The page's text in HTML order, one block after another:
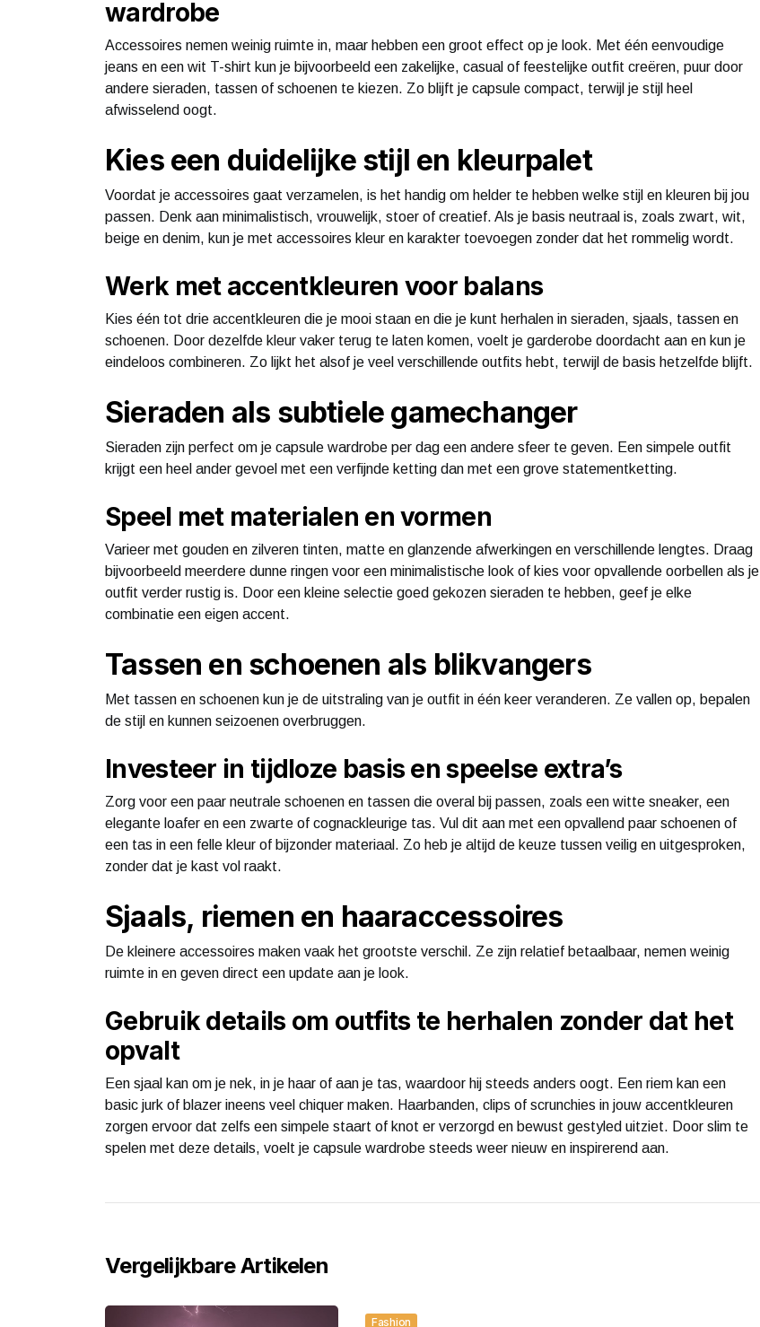
wardrobe
Accessoires nemen weinig ruimte in, maar hebben een groot effect op je look. Met één eenvoudige
jeans en een wit T-shirt kun je bijvoorbeeld een zakelijke, casual of feestelijke outfit creëren, puur door
andere sieraden, tassen of schoenen te kiezen. Zo blijft je capsule compact, terwijl je stijl heel
afwisselend oogt.
Kies een duidelijke stijl en kleurpalet
Voordat je accessoires gaat verzamelen, is het handig om helder te hebben welke stijl en kleuren bij jou
passen. Denk aan minimalistisch, vrouwelijk, stoer of creatief. Als je basis neutraal is, zoals zwart, wit,
beige en denim, kun je met accessoires kleur en karakter toevoegen zonder dat het rommelig wordt.
Werk met accentkleuren voor balans
Kies één tot drie accentkleuren die je mooi staan en die je kunt herhalen in sieraden, sjaals, tassen en
schoenen. Door dezelfde kleur vaker terug te laten komen, voelt je garderobe doordacht aan en kun je
eindeloos combineren. Zo lijkt het alsof je veel verschillende outfits hebt, terwijl de basis hetzelfde blijft.
Sieraden als subtiele gamechanger
Sieraden zijn perfect om je capsule wardrobe per dag een andere sfeer te geven. Een simpele outfit
krijgt een heel ander gevoel met een verfijnde ketting dan met een grove statementketting.
Speel met materialen en vormen
Varieer met gouden en zilveren tinten, matte en glanzende afwerkingen en verschillende lengtes. Draag
bijvoorbeeld meerdere dunne ringen voor een minimalistische look of kies voor opvallende oorbellen als je
outfit verder rustig is. Door een kleine selectie goed gekozen sieraden te hebben, geef je elke
combinatie een eigen accent.
Tassen en schoenen als blikvangers
Met tassen en schoenen kun je de uitstraling van je outfit in één keer veranderen. Ze vallen op, bepalen
de stijl en kunnen seizoenen overbruggen.
Investeer in tijdloze basis en speelse extra’s
Zorg voor een paar neutrale schoenen en tassen die overal bij passen, zoals een witte sneaker, een
elegante loafer en een zwarte of cognackleurige tas. Vul dit aan met een opvallend paar schoenen of
een tas in een felle kleur of bijzonder materiaal. Zo heb je altijd de keuze tussen veilig en uitgesproken,
zonder dat je kast vol raakt.
Sjaals, riemen en haaraccessoires
De kleinere accessoires maken vaak het grootste verschil. Ze zijn relatief betaalbaar, nemen weinig
ruimte in en geven direct een update aan je look.
Gebruik details om outfits te herhalen zonder dat het
opvalt
Een sjaal kan om je nek, in je haar of aan je tas, waardoor hij steeds anders oogt. Een riem kan een
basic jurk of blazer ineens veel chiquer maken. Haarbanden, clips of scrunchies in jouw accentkleuren
zorgen ervoor dat zelfs een simpele staart of knot er verzorgd en bewust gestyled uitziet. Door slim te
spelen met deze details, voelt je capsule wardrobe steeds weer nieuw en inspirerend aan.
Vergelijkbare Artikelen
Fashion